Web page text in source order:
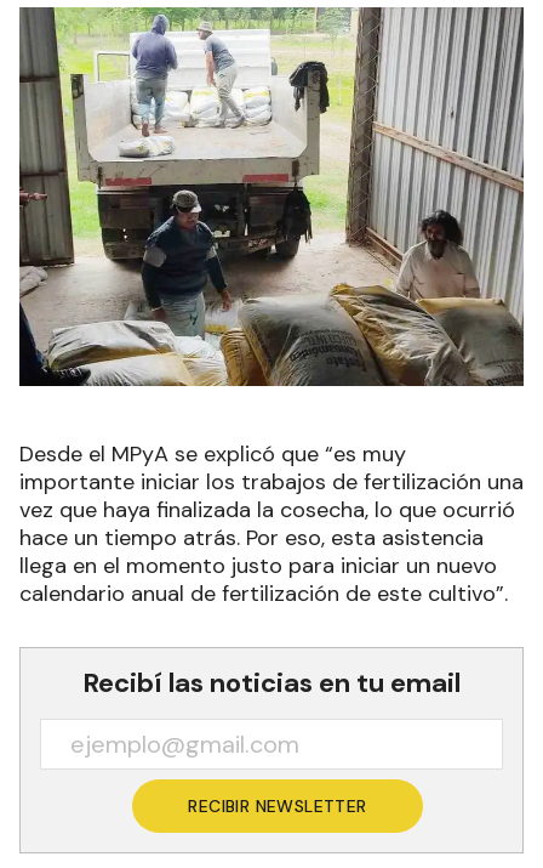
Desde el MPyA se explicó que “es muy
importante iniciar los trabajos de fertilización una
vez que haya finalizada la cosecha, lo que ocurrió
hace un tiempo atrás. Por eso, esta asistencia
llega en el momento justo para iniciar un nuevo
calendario anual de fertilización de este cultivo”.
Recibí las noticias en tu email
RECIBIR NEWSLETTER